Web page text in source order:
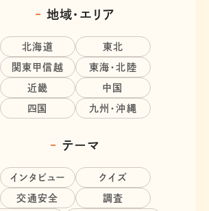
地域・エリア
北海道 東北
関東甲信越 東海・北陸
近畿 中国
四国 九州・沖縄
テーマ
インタビュー クイズ
交通安全 調査